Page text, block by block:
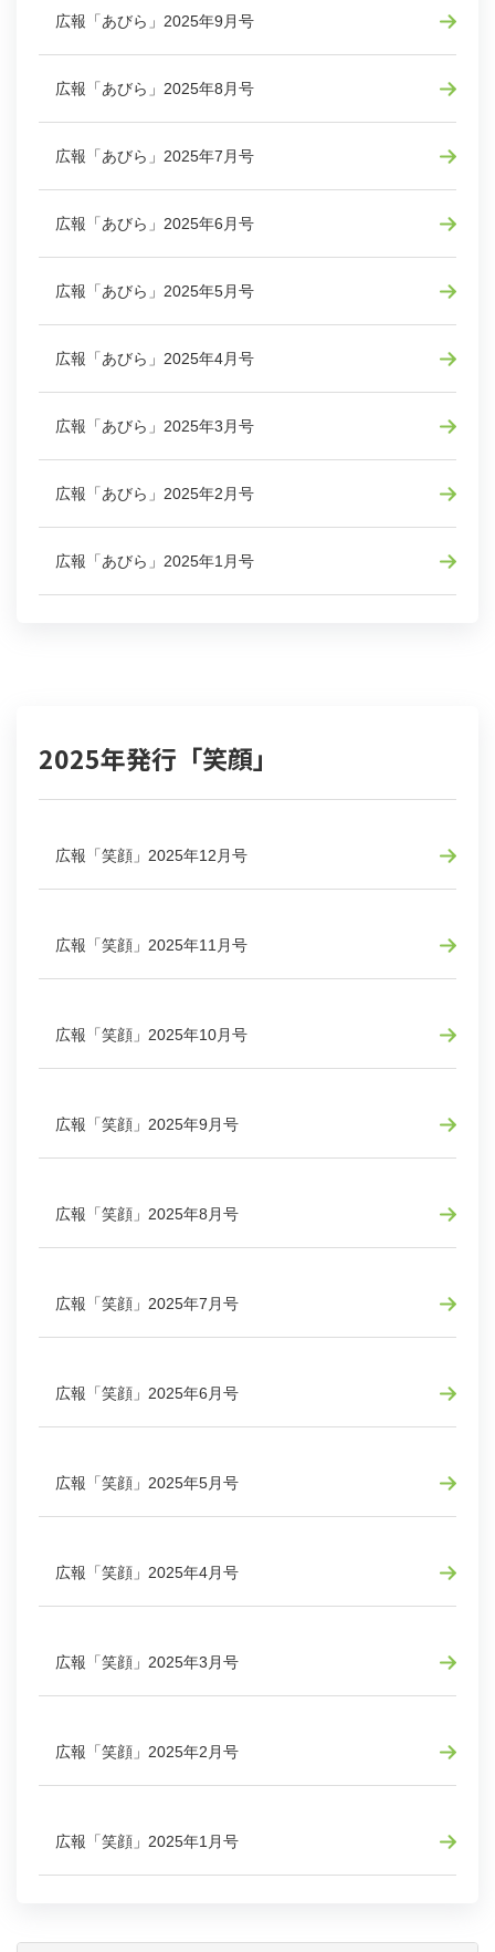
広報「あびら」2025年9月号
広報「あびら」2025年8月号
広報「あびら」2025年7月号
広報「あびら」2025年6月号
広報「あびら」2025年5月号
広報「あびら」2025年4月号
広報「あびら」2025年3月号
広報「あびら」2025年2月号
広報「あびら」2025年1月号
2025年発行「笑顔」
広報「笑顔」2025年12月号
広報「笑顔」2025年11月号
広報「笑顔」2025年10月号
広報「笑顔」2025年9月号
広報「笑顔」2025年8月号
広報「笑顔」2025年7月号
広報「笑顔」2025年6月号
広報「笑顔」2025年5月号
広報「笑顔」2025年4月号
広報「笑顔」2025年3月号
広報「笑顔」2025年2月号
広報「笑顔」2025年1月号